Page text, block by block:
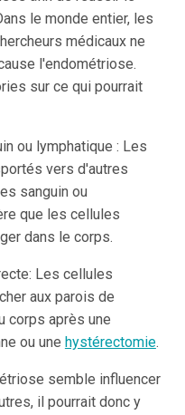
le monde entier, les
médicaux ne
l'endométriose.
sur ce qui pourrait
ou lymphatique : Les
vers d'autres
sanguin ou
que les cellules
dans le corps.
Les cellules
aux parois de
corps après une
ou une hystérectomie.
semble influencer
il pourrait donc y